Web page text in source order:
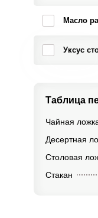
Масло
Уксус
Таблица
Чайная
Десертная
Столовая
Стакан